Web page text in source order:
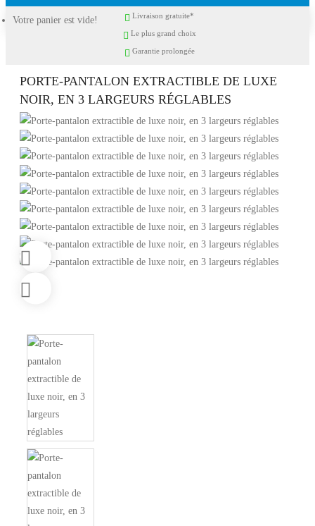
Votre panier est vide! Livraison gratuite*
Le plus grand choix
Garantie prolongée
PORTE-PANTALON EXTRACTIBLE DE LUXE
NOIR, EN 3 LARGEURS RÉGLABLES